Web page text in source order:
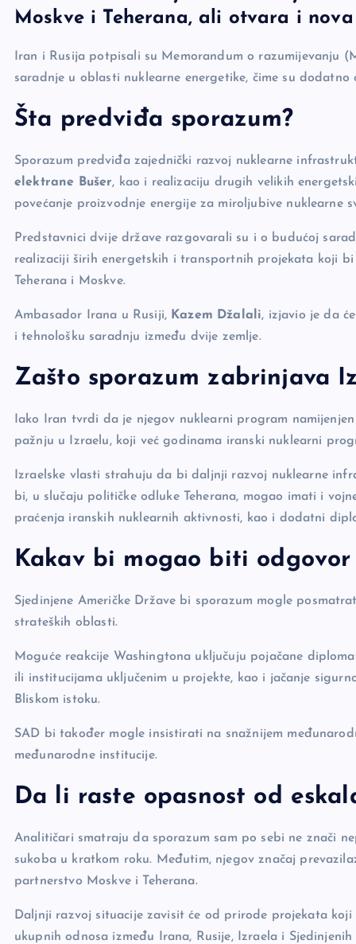
e
b
o
k
y
Li
n
n
g
er
e
Moskve i Teherana, ali otvara i
Iran i Rusija potpisali su Memorandum o razumijevanju
saradnje u oblasti nuklearne energetike, čime su
Šta predviđa sporazum?
Sporazum predviđa zajednički razvoj nuklearne
elektrane Bušer, kao i realizaciju drugih velikih
povećanje proizvodnje energije za miroljubive nuklearne
Predstavnici dvije države razgovarali su i o budućoj
realizaciji širih energetskih i transportnih projekata koji
Teherana i Moskve.
Ambasador Irana u Rusiji, Kazem Džalali, izjavio je da
i tehnološku saradnju između dvije zemlje.
Zašto sporazum zabrinjava
Iako Iran tvrdi da je njegov nuklearni program
pažnju u Izraelu, koji već godinama iranski nuklearni
Izraelske vlasti strahuju da bi daljnji razvoj nuklearne
bi, u slučaju političke odluke Teherana, mogao imati i
praćenja iranskih nuklearnih aktivnosti, kao i dodatni
Kakav bi mogao biti odgovor
Sjedinjene Američke Države bi sporazum mogle
strateških oblasti.
Moguće reakcije Washingtona uključuju pojačane
ili institucijama uključenim u projekte, kao i jačanje
Bliskom istoku.
SAD bi također mogle insistirati na snažnijem
međunarodne institucije.
Da li raste opasnost od
Analitičari smatraju da sporazum sam po sebi ne znači
sukoba u kratkom roku. Međutim, njegov značaj
partnerstvo Moskve i Teherana.
Daljnji razvoj situacije zavisit će od prirode projekata
ukupnih odnosa između Irana, Rusije, Izraela i Sjedinjenih